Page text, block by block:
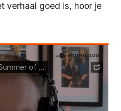
verhaal goed is, hoor je